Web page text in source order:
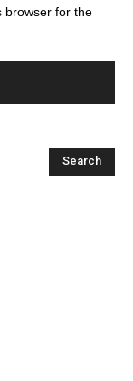
browser for the